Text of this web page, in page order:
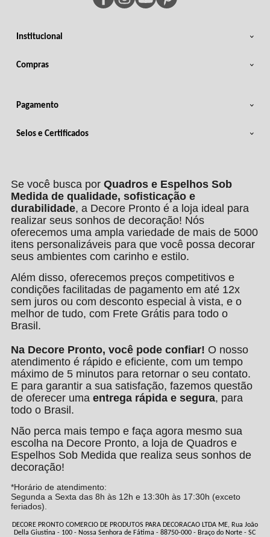
Institucional
Compras
Pagamento
Selos e Certificados
Se você busca por Quadros e Espelhos Sob
Medida de qualidade, sofisticação e
durabilidade, a Decore Pronto é a loja ideal para
realizar seus sonhos de decoração! Nós
oferecemos uma ampla variedade de mais de 5000
itens personalizáveis para que você possa decorar
seus ambientes com carinho e estilo.
Além disso, oferecemos preços competitivos e
condições facilitadas de pagamento em até 12x
sem juros ou com desconto especial à vista, e o
melhor de tudo, com Frete Grátis para todo o
Brasil.
Na Decore Pronto, você pode confiar! O nosso
atendimento é rápido e eficiente, com um tempo
máximo de 5 minutos para retornar o seu contato.
E para garantir a sua satisfação, fazemos questão
de oferecer uma entrega rápida e segura, para
todo o Brasil.
Não perca mais tempo e faça agora mesmo sua
escolha na Decore Pronto, a loja de Quadros e
Espelhos Sob Medida que realiza seus sonhos de
decoração!
*Horário de atendimento:
Segunda a Sexta das 8h às 12h e 13:30h às 17:30h (exceto
feriados).
DECORE PRONTO COMERCIO DE PRODUTOS PARA DECORACAO LTDA ME, Rua João
Della Giustina - 100 - Nossa Senhora de Fátima - 88750-000 - Braço do Norte - SC